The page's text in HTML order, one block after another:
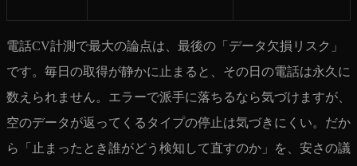
電話CV計測で最大の論点は、最後の「データ欠損リスク」
です。毎日の取得が静かに止まると、その日の電話は永久に
数えられません。エラーで派手に落ちるなら気づけますが、
空のデータが返ってくるタイプの停止は気づきにくい。だか
ら「止まったとき誰がどう検知して直すのか」を、安さの議